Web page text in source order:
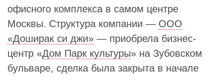
офисного комплекса в самом центре
Москвы. Структура компании — ООО
«Доширак си джи» — приобрела бизнес-
центр «Дом Парк культуры» на Зубовском
бульваре, сделка была закрыта в начале